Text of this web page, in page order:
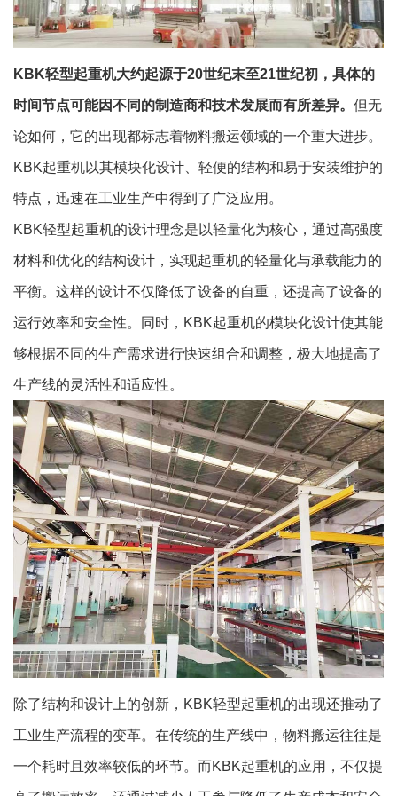
KBK轻型起重机大约起源于20世纪末至21世纪初，具体的
时间节点可能因不同的制造商和技术发展而有所差异。 但无
论如何，它的出现都标志着物料搬运领域的一个重大进步。
KBK起重机以其模块化设计、轻便的结构和易于安装维护的
特点，迅速在工业生产中得到了广泛应用。
KBK轻型起重机的设计理念是以轻量化为核心，通过高强度
材料和优化的结构设计，实现起重机的轻量化与承载能力的
平衡。这样的设计不仅降低了设备的自重，还提高了设备的
运行效率和安全性。同时，KBK起重机的模块化设计使其能
够根据不同的生产需求进行快速组合和调整，极大地提高了
生产线的灵活性和适应性。
除了结构和设计上的创新，KBK轻型起重机的出现还推动了
工业生产流程的变革。在传统的生产线中，物料搬运往往是
一个耗时且效率较低的环节。而KBK起重机的应用，不仅提